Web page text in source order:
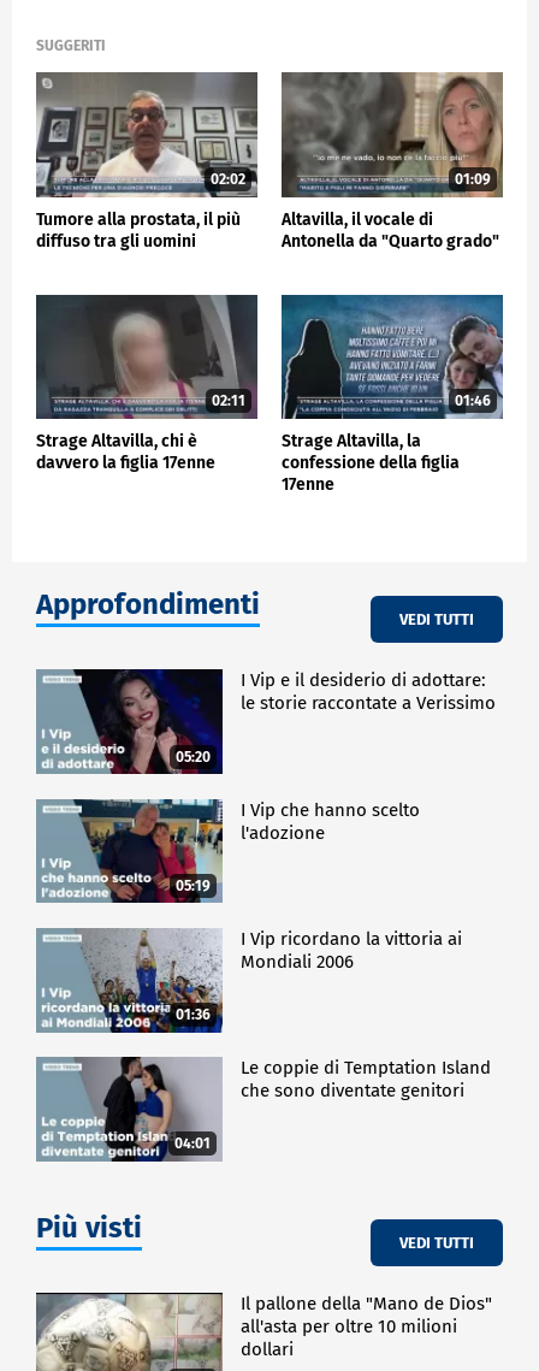
SUGGERITI
02:02
Tumore alla prostata, il più
diffuso tra gli uomini
01:09
Altavilla, il vocale di
Antonella da "Quarto grado"
02:11
Strage Altavilla, chi è
davvero la figlia 17enne
01:46
Strage Altavilla, la
confessione della figlia
17enne
Approfondimenti VEDI TUTTI
05:20
I Vip e il desiderio di adottare:
le storie raccontate a Verissimo
05:19
I Vip che hanno scelto
l'adozione
01:36
I Vip ricordano la vittoria ai
Mondiali 2006
04:01
Le coppie di Temptation Island
che sono diventate genitori
Più visti VEDI TUTTI
Il pallone della "Mano de Dios"
all'asta per oltre 10 milioni
dollari